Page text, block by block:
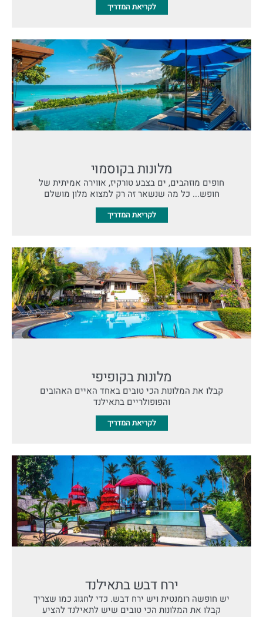
לקריאת המדריך
מלונות בקוסמוי
חופים מוזהבים, ים בצבע טורקיז, אווירה אמיתית של
חופש... כל מה שנשאר זה רק למצוא מלון מושלם
לקריאת המדריך
מלונות בקופיפי
קבלו את המלונות הכי טובים באחד האיים האהובים
והפופולריים בתאילנד
לקריאת המדריך
ירח דבש בתאילנד
יש חופשה רומנטית ויש ירח דבש. כדי לחגוג כמו שצריך
קבלו את המלונות הכי טובים שיש לתאילנד להציע